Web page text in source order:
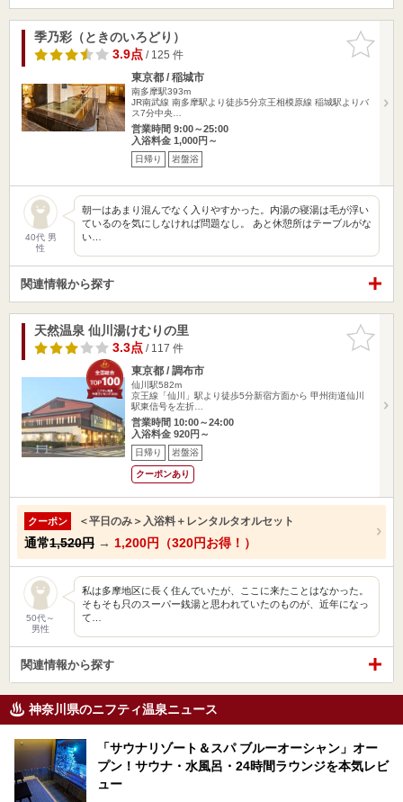
お気に入
りに追加
季乃彩（ときのいろどり）
3.9点/ 125 件
東京都 / 稲城市
南多摩駅393m
JR南武線 南多摩駅より徒歩5分京王相模原線 稲城駅よりバ
ス7分中央…
営業時間 9:00～25:00
入浴料金 1,000円～
日帰り 岩盤浴
40代 男
性
朝一はあまり混んでなく入りやすかった。内湯の寝湯は毛が浮い
ているのを気にしなければ問題なし。 あと休憩所はテーブルがな
い…
関連情報から探す
お気に入
りに追加
天然温泉 仙川湯けむりの里
3.3点/ 117 件
東京都 / 調布市
仙川駅582m
京王線「仙川」駅より徒歩5分新宿方面から 甲州街道仙川
駅東信号を左折…
営業時間 10:00～24:00
入浴料金 920円～
日帰り 岩盤浴
クーポンあり
クーポン ＜平日のみ＞入浴料＋レンタルタオルセット
通常1,520円 → 1,200円（320円お得！）
50代～
男性
私は多摩地区に長く住んでいたが、ここに来たことはなかった。
そもそも只のスーパー銭湯と思われていたのものが、近年になっ
て…
関連情報から探す
神奈川県のニフティ温泉ニュース
「サウナリゾート＆スパ ブルーオーシャン」オー
プン！サウナ・水風呂・24時間ラウンジを本気レビ
ュー